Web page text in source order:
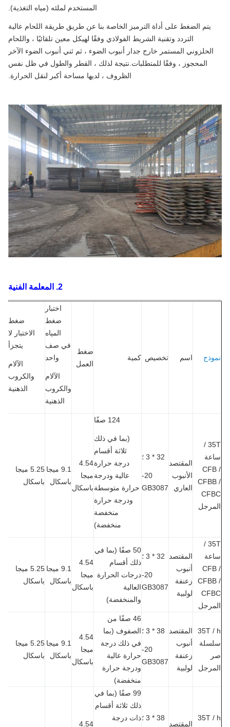
المستخدم لملئه (مياه التغذية).
يتم الضغط على أداة الترميز الخاصة بنا عن طريق طريقة اللحام عالية
التردد وتقنية الشريط الفولاذي وفقًا لهيكل معين تلقائيًا ، واللحام
الحلزوني المستمر خارج جدار أنبوب الضوء ، ثم ثني أنبوب الضوء الآخر
المحجوز ، وفقًا للمتطلبات.نتيجة لذلك ، القطر والطول في ظل نفس
الظروف ، لديها مساحة أكبر لنقل الحرارة.
اسم تخصيص كمية
العمل
في صف
والكروب
الذهنية
الاختبار لا
والكروب
الذهنية
35T /
المقتصد
الأنبوب
العاري
GB3087
(بما في ذلك
ثلاثة أقسام
درجة حرارة
عالية ودرجة
حرارة متوسطة
ودرجة حرارة
منخفضة
منخفضة)
4.54
ميجا
باسكال
9.1 ميجا
باسكال
5.25 ميجا
باسكال
35T /
المقتصد
أنبوب
زعنفة
لولبية
32 * 3 ؛
GB3087
50 صفًا (بما في
ذلك أقسام
درجات الحرارة
العالية
والمنخفضة)
ميجا
باسكال
9.1 ميجا
باسكال
5.25 ميجا
باسكال
35T
المقتصد
أنبوب
زعنفة
لولبية
38 * 3 ؛
GB3087
46 صفًا من
الصفوف (بما
في ذلك درجة
حرارة عالية
ودرجة حرارة
منخفضة)
ميجا
باسكال
9.1 ميجا
باسكال
5.25 ميجا
باسكال
35T
المقتصد
99 صفًا (بما في
ذلك ثلاثة أقسام
ذات درجة